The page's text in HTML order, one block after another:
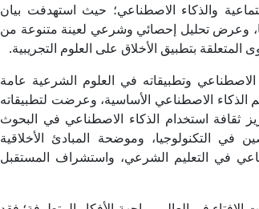
والذكاء الاصطناعي؛ حيث استهدفت بيان
وعرض تحليل إحصائي وشرعي لعينة متنوعة من
بتطبيق الأخلاق على العلوم التجريبية.
وتطبيقاته في العلوم الشرعية عامة
الاصطناعي الأساسية، وعرضت لتطبيقاته
ثقافة استخدام الذكاء الاصطناعي في البحوث
في التكنولوجيا، وموضحة المبادئ الأخلاقية
في التعليم الشرعي، واستشراف المستقبل